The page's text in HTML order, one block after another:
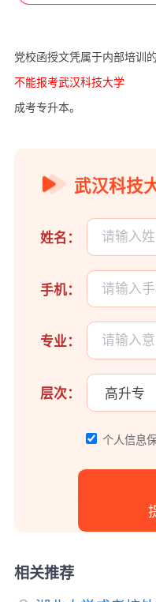
党校函授文凭属于内部培训
不能报考武汉科技大学
成考专升本。
武汉科技
姓名：
手机：
专业：
层次：
个人信息
相关推荐